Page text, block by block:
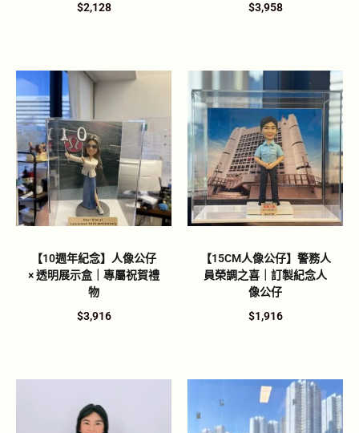
$2,128
$3,958
【10週年紀念】人像公仔
× 透明展示盒｜專屬祝賀禮
物
$3,916
【15CM人像公仔】警務人
員榮調之喜｜訂製紀念人
像公仔
$1,916